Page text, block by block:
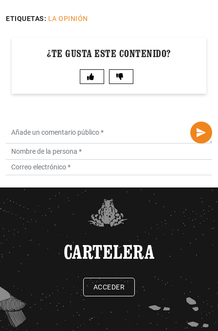
ETIQUETAS: LA OPINIÓN
¿TE GUSTA ESTE CONTENIDO?
CARTELERA
ACCEDER